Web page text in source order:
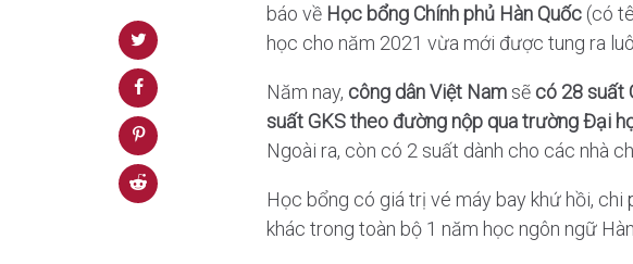
báo về Học bổng Chính phủ Hàn Quốc(có
học cho năm 2021 vừa mới được tung ra
Năm nay, công dân Việt Namsẽ có 28 suất
suất GKS theo đường nộp qua trường Đại
Ngoài ra, còn có 2 suất dành cho các nhà
Học bổng có giá trị vé máy bay khứ hồi, chi
khác trong toàn bộ 1 năm học ngôn ngữ